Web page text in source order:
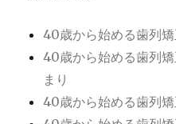
40歳から始める歯列
40歳から始める歯列
まり
40歳から始める歯列